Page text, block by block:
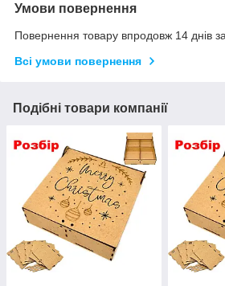
Умови повернення
Повернення товару впродовж 14 днів
Всі умови повернення
Подібні товари компанії